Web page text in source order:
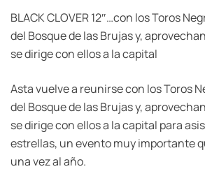
BLACK CLOVER 12″…con los Toros
del Bosque de las Brujas y,
se dirige con ellos a la capital
Asta vuelve a reunirse con los Toros
del Bosque de las Brujas y,
se dirige con ellos a la capital para
estrellas, un evento muy importante
una vez al año.